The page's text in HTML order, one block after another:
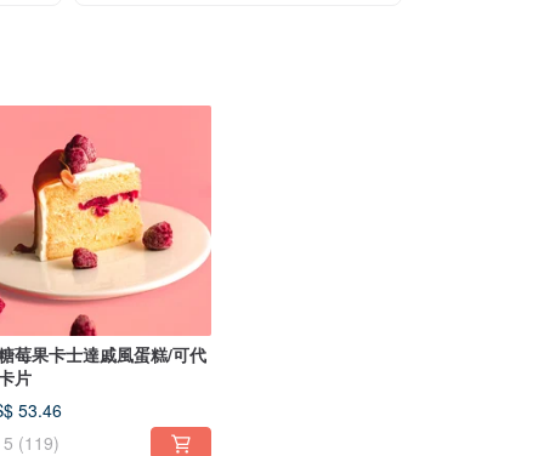
莓果卡士達戚風蛋糕/可代
片
53.46
5 (119)